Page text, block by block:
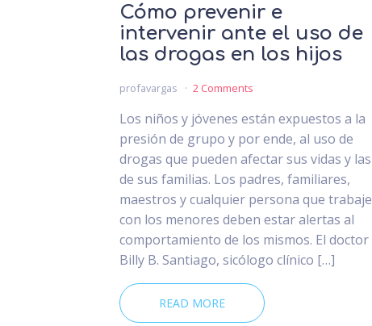
Cómo prevenir e
intervenir ante el uso de
las drogas en los hijos
profavargas 2 Comments
Los niños y jóvenes están expuestos a la
presión de grupo y por ende, al uso de
drogas que pueden afectar sus vidas y las
de sus familias. Los padres, familiares,
maestros y cualquier persona que trabaje
con los menores deben estar alertas al
comportamiento de los mismos. El doctor
Billy B. Santiago, sicólogo clínico […]
READ MORE